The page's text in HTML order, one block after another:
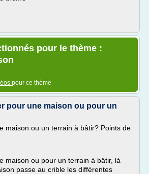
pour le thème :
pour ce thème
pour une maison ou pour un
maison ou un terrain à bâtir? Points de
maison ou pour un terrain à bâtir, là
passe au crible les différentes